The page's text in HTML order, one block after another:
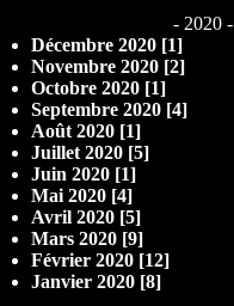
- 2020 -
Décembre 2020 [1]
Novembre 2020 [2]
Octobre 2020 [1]
Septembre 2020 [4]
Août 2020 [1]
Juillet 2020 [5]
Juin 2020 [1]
Mai 2020 [4]
Avril 2020 [5]
Mars 2020 [9]
Février 2020 [12]
Janvier 2020 [8]